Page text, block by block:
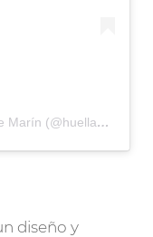
Una publicación compartida por Leslie Marín (@huellasdesal)
diseño y